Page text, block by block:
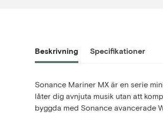
Beskrivning Specifikationer
Sonance Mariner MX är en serie
låter dig avnjuta musik utan att
byggda med Sonance avancerade